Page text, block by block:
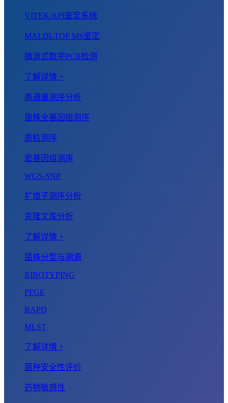
VITEK/API鉴定系统
MALDI-TOF MS鉴定
微滴式数字PCR检测
了解详情 +
高通量测序分析
菌株全基因组测序
质粒测序
宏基因组测序
WGS-SNP
扩增子测序分析
克隆文库分析
了解详情 +
菌株分型与溯源
RIBOTYPING
PFGE
RAPD
MLST
了解详情 +
菌种安全性评价
药物敏感性